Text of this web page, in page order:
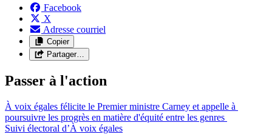
Facebook
X
Adresse courriel
Copier
Partager…
Passer à l'action
À voix égales félicite le Premier ministre Carney et appelle à
poursuivre les progrès en matière d'équité entre les genres
Suivi électoral d’À voix égales